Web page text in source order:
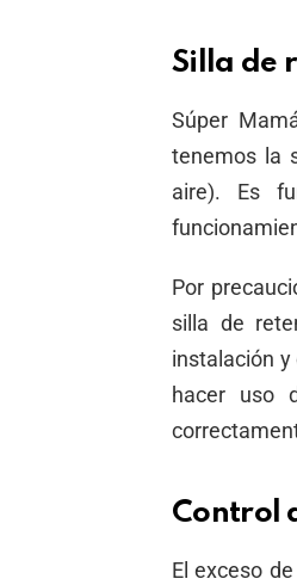
Silla de
Súper
tenemos la
aire). Es
Por
silla de
instalación
hacer uso
Control
El exceso